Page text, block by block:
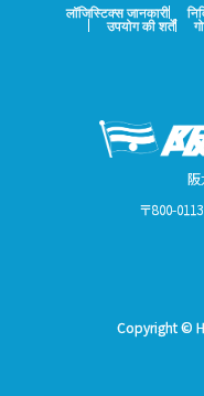
लॉजिस्टिक्स जानकारी
उपयोग की शर्तें
阪
〒800-
Copyright ©